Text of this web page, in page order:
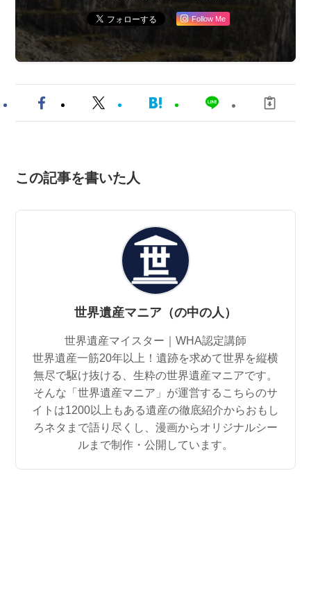
Follow Me
この記事を書いた人
世界遺産マニア（の中の人）
世界遺産マイスター｜WHA認定講師
世界遺産一筋20年以上！遺跡を求めて世界を縦横
無尽で駆け抜ける、生粋の世界遺産マニアです。
そんな「世界遺産マニア」が運営するこちらのサ
イトは1200以上もある遺産の徹底紹介からおもし
ろネタまで語り尽くし、漫画からオリジナルシー
ルまで制作・公開しています。